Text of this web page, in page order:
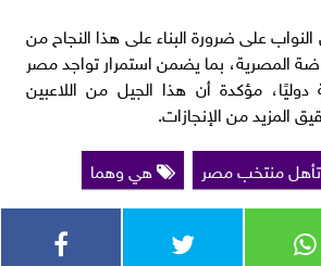
على ضرورة البناء على هذا النجاح من
المصرية، بما يضمن استمرار تواجد مصر
دوليًا، مؤكدة أن هذا الجيل من اللاعبين
المزيد من الإنجازات.
تأهل منتخب مصر هي وهما